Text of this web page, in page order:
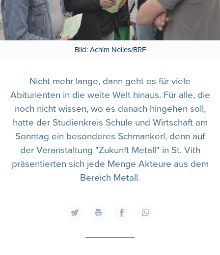
Bild: Achim Nelles/BRF
Nicht mehr lange, dann geht es für viele
Abiturienten in die weite Welt hinaus. Für alle, die
noch nicht wissen, wo es danach hingehen soll,
hatte der Studienkreis Schule und Wirtschaft am
Sonntag ein besonderes Schmankerl, denn auf
der Veranstaltung "Zukunft Metall" in St. Vith
präsentierten sich jede Menge Akteure aus dem
Bereich Metall.